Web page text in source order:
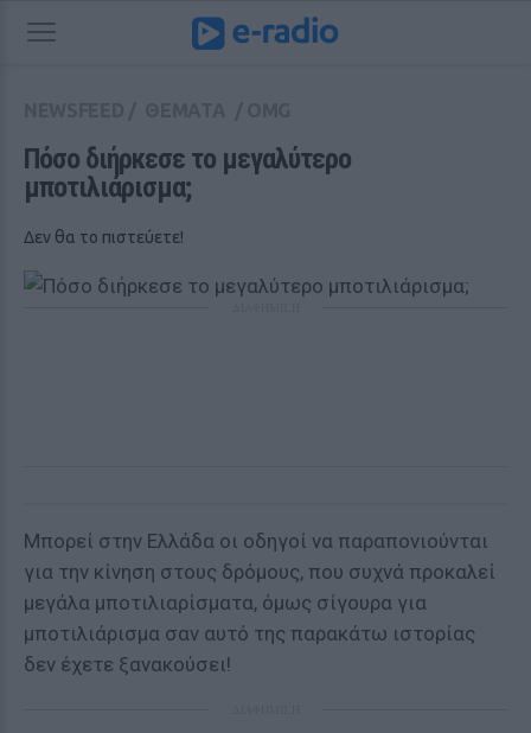
Πόσο διήρκεσε το μεγαλύτερο
μποτιλιάρισμα;
Δεν θα το πιστεύετε!
Μπορεί στην Ελλάδα οι οδηγοί να παραπονιούνται
για την κίνηση στους δρόμους, που συχνά προκαλεί
μεγάλα μποτιλιαρίσματα, όμως σίγουρα για
μποτιλιάρισμα σαν αυτό της παρακάτω ιστορίας
δεν έχετε ξανακούσει!